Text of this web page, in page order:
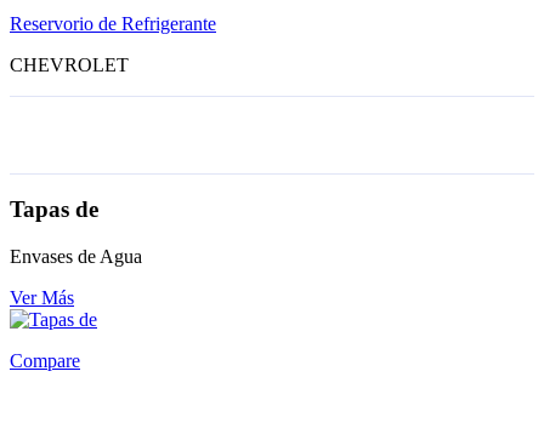
Reservorio de Refrigerante
CHEVROLET
Tapas de
Envases de Agua
Ver Más
Compare